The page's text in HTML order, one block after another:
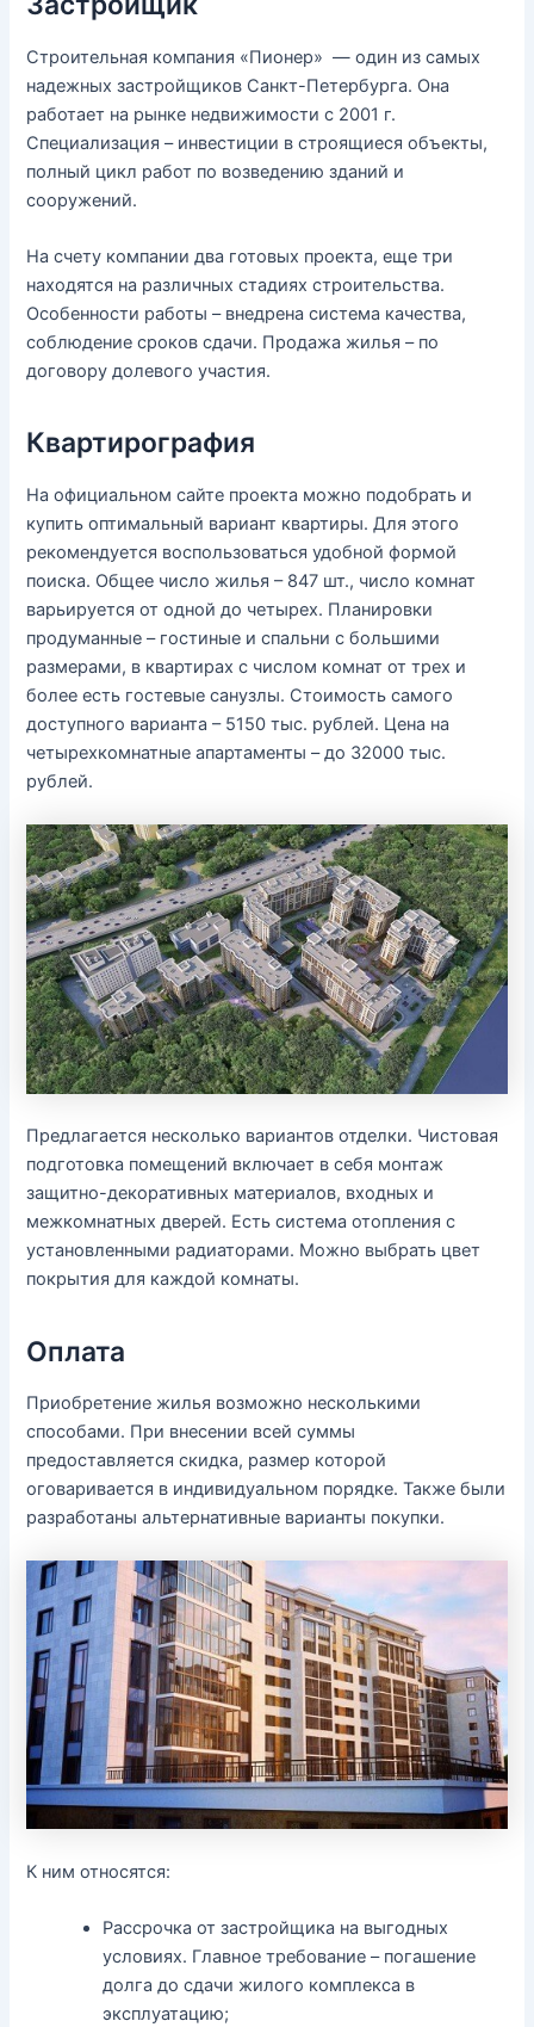
Строительная компания «Пионер» — один из самых
надежных застройщиков Санкт-Петербурга. Она
работает на рынке недвижимости с 2001 г.
Специализация – инвестиции в строящиеся объекты,
полный цикл работ по возведению зданий и
сооружений.
На счету компании два готовых проекта, еще три
находятся на различных стадиях строительства.
Особенности работы – внедрена система качества,
соблюдение сроков сдачи. Продажа жилья – по
договору долевого участия.
Квартирография
На официальном сайте проекта можно подобрать и
купить оптимальный вариант квартиры. Для этого
рекомендуется воспользоваться удобной формой
поиска. Общее число жилья – 847 шт., число комнат
варьируется от одной до четырех. Планировки
продуманные – гостиные и спальни с большими
размерами, в квартирах с числом комнат от трех и
более есть гостевые санузлы. Стоимость самого
доступного варианта – 5150 тыс. рублей. Цена на
четырехкомнатные апартаменты – до 32000 тыс.
рублей.
Предлагается несколько вариантов отделки. Чистовая
подготовка помещений включает в себя монтаж
защитно-декоративных материалов, входных и
межкомнатных дверей. Есть система отопления с
установленными радиаторами. Можно выбрать цвет
покрытия для каждой комнаты.
Оплата
Приобретение жилья возможно несколькими
способами. При внесении всей суммы
предоставляется скидка, размер которой
оговаривается в индивидуальном порядке. Также были
разработаны альтернативные варианты покупки.
К ним относятся:
Рассрочка от застройщика на выгодных
условиях. Главное требование – погашение
долга до сдачи жилого комплекса в
эксплуатацию;